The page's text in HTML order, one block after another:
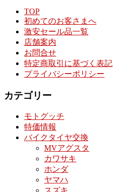
TOP
初めてのお客さまへ
激安セール品一覧
店舗案内
お問合せ
特定商取引に基づく表記
プライバシーポリシー
カテゴリー
モトグッチ
特価情報
バイクタイヤ交換
MVアグスタ
カワサキ
ホンダ
ヤマハ